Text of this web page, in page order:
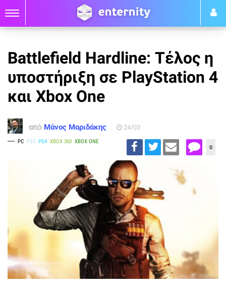
Battlefield Hardline: Τέλος η
υποστήριξη σε PlayStation 4
και Xbox One
από Μάνος Μαριδάκης 24/03
PC PS3 PS4 XBOX 360 XBOX ONE
0